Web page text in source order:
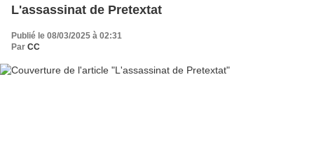
L'assassinat de Pretextat
Publié le 08/03/2025 à 02:31
Par CC